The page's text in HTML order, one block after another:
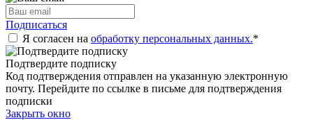
Подписаться
Я согласен на обработку персональных данных.*
Подтвердите подписку
Код подтверждения отправлен на указанную электронную
почту. Перейдите по ссылке в письме для подтверждения
подписки
Закрыть окно